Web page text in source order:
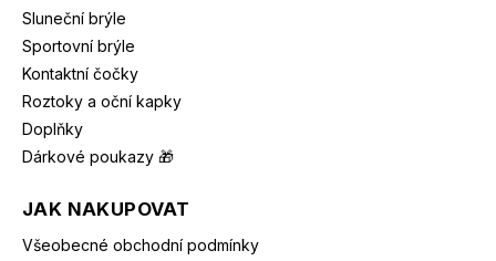
Sluneční brýle
Sportovní brýle
Kontaktní čočky
Roztoky a oční kapky
Doplňky
Dárkové poukazy 🎁
JAK NAKUPOVAT
Všeobecné obchodní podmínky